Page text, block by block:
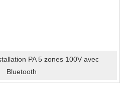
PA 5 zones 100V avec
Bluetooth